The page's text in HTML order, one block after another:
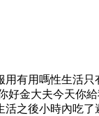
有用嗎性生活只
好金大夫今天你
之後小時內吃